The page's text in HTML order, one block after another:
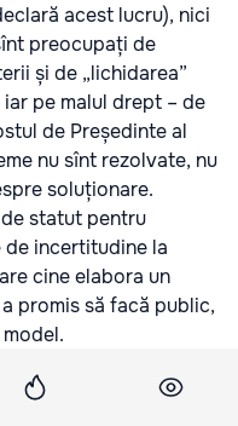
acest lucru), nici
preocupați de
și de „lichidarea”
pe malul drept – de
de Președinte al
nu sînt rezolvate, nu
soluționare.
statut pentru
incertitudine la
cine elabora un
promis să facă public,
de o perspectivă a